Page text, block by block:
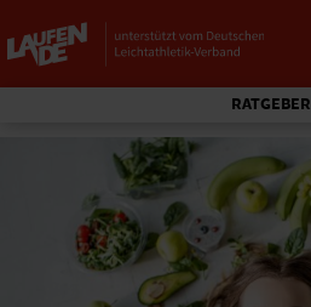
RATGEBER